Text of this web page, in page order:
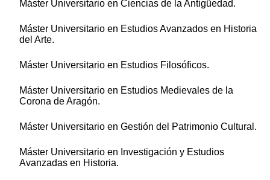
Máster Universitario en Ciencias de la Antigüedad.
Máster Universitario en Estudios Avanzados en Historia
del Arte.
Máster Universitario en Estudios Filosóficos.
Máster Universitario en Estudios Medievales de la
Corona de Aragón.
Máster Universitario en Gestión del Patrimonio Cultural.
Máster Universitario en Investigación y Estudios
Avanzadas en Historia.